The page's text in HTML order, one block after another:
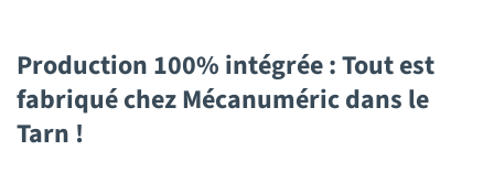
Production 100% intégrée : Tout est
fabriqué chez Mécanuméric dans le
Tarn !